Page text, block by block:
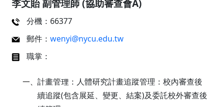
李文貽 副管理師 (協助審查會A)
分機：66377
郵件： wenyi@nycu.edu.tw
職掌：
一、 計畫管理：人體研究計畫追蹤管理：校內審查後
續追蹤(包含展延、變更、結案)及委託校外審查後